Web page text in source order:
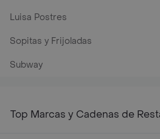
Luisa Postres
Sopitas y Frijoladas
Subway
Top Marcas y Cadenas de